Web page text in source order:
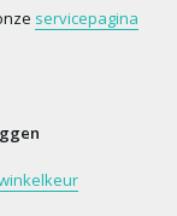
servicepagina